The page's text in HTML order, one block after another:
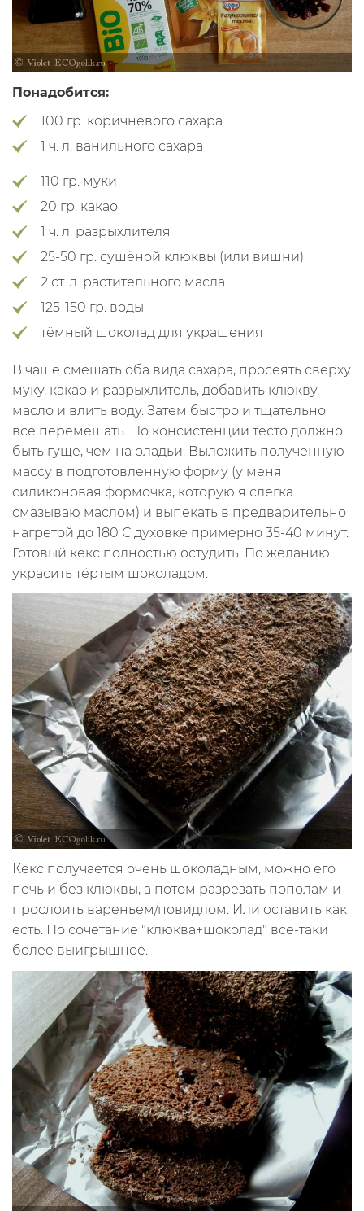
Понадобится:
100 гр. коричневого сахара
1 ч. л. ванильного сахара
110 гр. муки
20 гр. какао
1 ч. л. разрыхлителя
25-50 гр. сушёной клюквы (или вишни)
2 ст. л. растительного масла
125-150 гр. воды
тёмный шоколад для украшения
В чаше смешать оба вида сахара, просеять сверху
муку, какао и разрыхлитель, добавить клюкву,
масло и влить воду. Затем быстро и тщательно
всё перемешать. По консистенции тесто должно
быть гуще, чем на оладьи. Выложить полученную
массу в подготовленную форму (у меня
силиконовая формочка, которую я слегка
смазываю маслом) и выпекать в предварительно
нагретой до 180 С духовке примерно 35-40 минут.
Готовый кекс полностью остудить. По желанию
украсить тёртым шоколадом.
Кекс получается очень шоколадным, можно его
печь и без клюквы, а потом разрезать пополам и
прослоить вареньем/повидлом. Или оставить как
есть. Но сочетание "клюква+шоколад" всё-таки
более выигрышное.